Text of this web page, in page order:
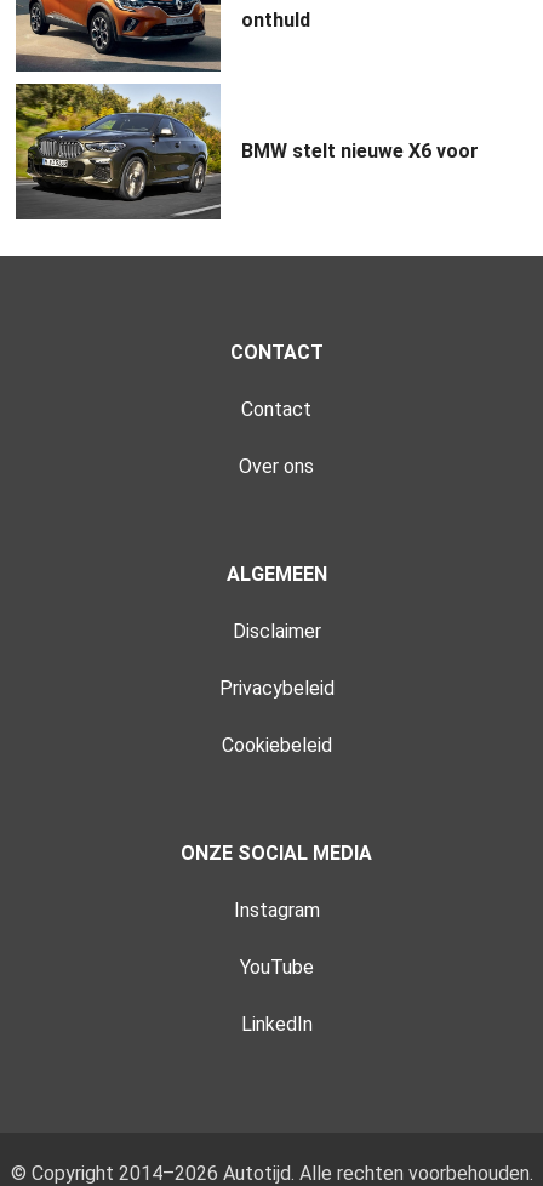
onthuld
BMW stelt nieuwe X6 voor
CONTACT
Contact
Over ons
ALGEMEEN
Disclaimer
Privacybeleid
Cookiebeleid
ONZE SOCIAL MEDIA
Instagram
YouTube
LinkedIn
© Copyright 2014–2026 Autotijd. Alle rechten voorbehouden.